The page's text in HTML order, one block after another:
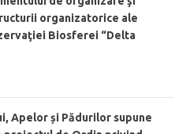
organizatorice ale
Biosferei “Delta
Apelor și Pădurilor supune